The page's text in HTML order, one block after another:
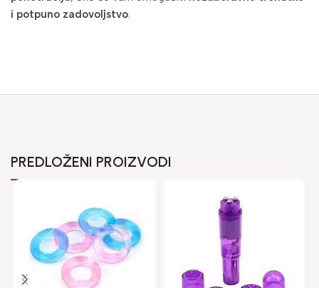
i potpuno zadovoljstvo.
PREDLOŽENI PROIZVODI